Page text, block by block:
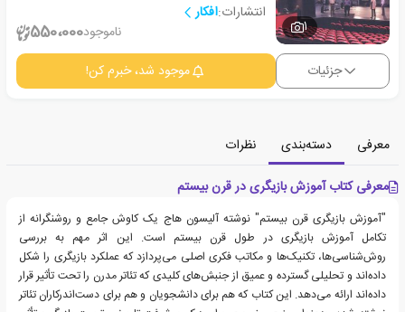
1
انتشارات:افکار
ناموجود550،000
جزئیات موجود شد، خبرم کن!
معرفی دسته‌بندی
نظرات
معرفی کتاب آموزش بازیگری در قرن بیستم
"آموزش بازیگری قرن بیستم" نوشته آلیسون هاج یک کاوش جامع و روشنگرانه از
تکامل آموزش بازیگری در طول قرن بیستم است. این اثر مهم به بررسی
روش‌شناسی‌ها، تکنیک‌ها و مکاتب فکری اصلی می‌پردازد که عملکرد بازیگری را شکل
داده‌اند و تحلیلی گسترده و عمیق از جنبش‌های کلیدی که تئاتر مدرن را تحت تأثیر قرار
داده‌اند ارائه می‌دهد. این کتاب که هم برای دانشجویان و هم برای دست‌اندرکاران تئاتر